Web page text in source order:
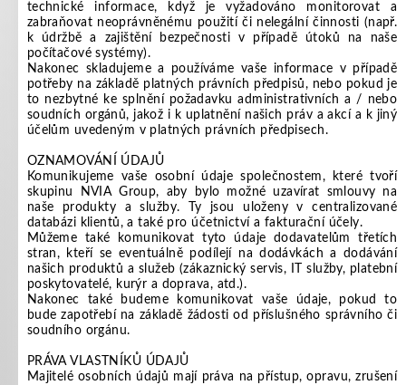
technické informace, když je vyžadováno monitorovat a
zabraňovat neoprávněnému použití či nelegální činnosti (např.
k údržbě a zajištění bezpečnosti v případě útoků na naše
počítačové systémy).
Nakonec skladujeme a používáme vaše informace v případě
potřeby na základě platných právních předpisů, nebo pokud je
to nezbytné ke splnění požadavku administrativních a / nebo
soudních orgánů, jakož i k uplatnění našich práv a akcí a k jiný
účelům uvedeným v platných právních předpisech.
OZNAMOVÁNÍ ÚDAJŮ
Komunikujeme vaše osobní údaje společnostem, které tvoří
skupinu NVIA Group, aby bylo možné uzavírat smlouvy na
naše produkty a služby. Ty jsou uloženy v centralizované
databázi klientů, a také pro účetnictví a fakturační účely.
Můžeme také komunikovat tyto údaje dodavatelům třetích
stran, kteří se eventuálně podílejí na dodávkách a dodávání
našich produktů a služeb (zákaznický servis, IT služby, platební
poskytovatelé, kurýr a doprava, atd.).
Nakonec také budeme komunikovat vaše údaje, pokud to
bude zapotřebí na základě žádosti od příslušného správního či
soudního orgánu.
PRÁVA VLASTNÍKŮ ÚDAJŮ
Majitelé osobních údajů mají práva na přístup, opravu, zrušení